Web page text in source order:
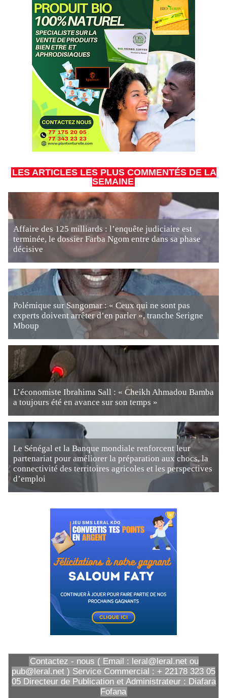
LES ARTICLES LES PLUS COMMENTÉS DE LA
SEMAINE
Affaire des 125 milliards : l’enquête judiciaire est
terminée, le dossier Farba Ngom entre dans sa phase
décisive
Polémique sur Sangomar : « Ceux qui ne sont pas
experts doivent arrêter d’en parler », tranche Serigne
Mboup
L’économiste Ibrahima Sall : « Cheikh Ahmadou Bamba
a toujours été en avance sur son temps »
Le Sénégal et la Banque mondiale renforcent leur
partenariat pour améliorer la préparation aux chocs, la
connectivité des territoires agricoles et les perspectives
d’emploi
Contactez - nous ( Email : leral@leral.net ou
pub@leral.net ) Service Commercial : + 22178 323 05
05 Directeur de Publication et Administrateur : Diafara
Fofana